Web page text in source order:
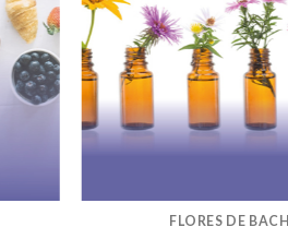
FLORES DE BACH